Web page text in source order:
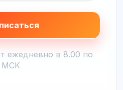
ежедневно в 8.00 по
МСК